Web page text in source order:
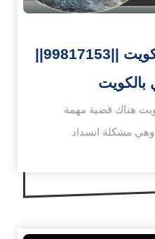
سعر رداد المجاري بالكويت ||99817153||
بالكويت
هناك قضية مهمة
مشكلة انسداد